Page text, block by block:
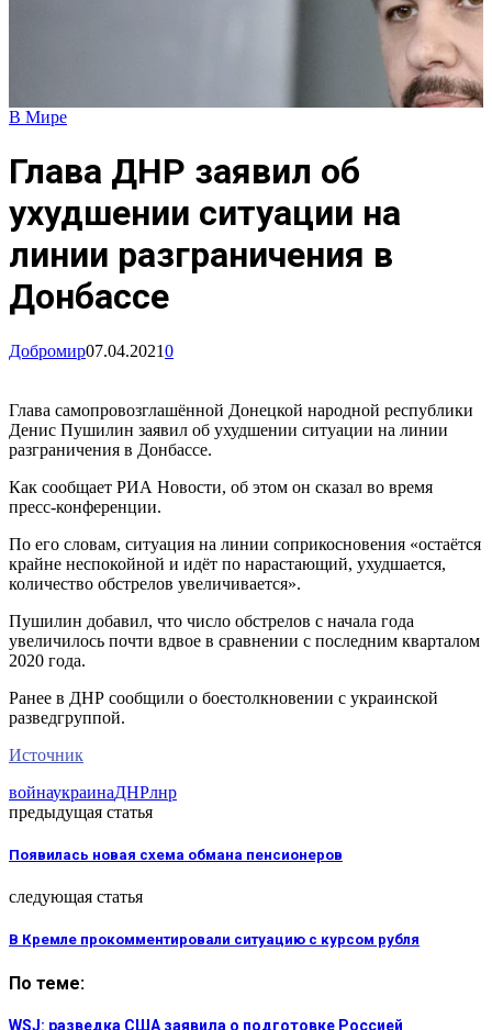
В Мире
Глава ДНР заявил об
ухудшении ситуации на
линии разграничения в
Донбассе
Добромир07.04.20210
Глава самопровозглашённой Донецкой народной республики
Денис Пушилин заявил об ухудшении ситуации на линии
разграничения в Донбассе.
Как сообщает РИА Новости, об этом он сказал во время
пресс-конференции.
По его словам, ситуация на линии соприкосновения «остаётся
крайне неспокойной и идёт по нарастающий, ухудшается,
количество обстрелов увеличивается».
Пушилин добавил, что число обстрелов с начала года
увеличилось почти вдвое в сравнении с последним кварталом
2020 года.
Ранее в ДНР сообщили о боестолкновении с украинской
разведгруппой.
Источник
войнаукраинаДНРлнр
предыдущая статья
Появилась новая схема обмана пенсионеров
следующая статья
В Кремле прокомментировали ситуацию с курсом рубля
По теме:
WSJ: разведка США заявила о подготовке Россией